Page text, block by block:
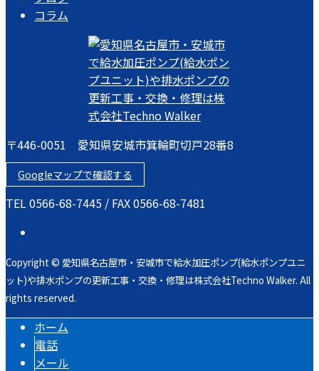
コラム
〒446-0051 愛知県安城市箕輪町切戸28番8
Googleマップで確認する
TEL 0566-68-7445 / FAX 0566-68-7481
Copyright © 愛知県名古屋市・安城市で給水加圧ポンプ(給水ポンプユニ
ット)や排水ポンプの更新工事・交換・修理は株式会社Techno Walker. All
rights reserved.
ホーム
電話
メール